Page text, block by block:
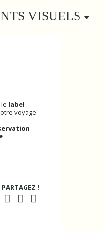
VISUELS
label
voyage
PARTAGEZ !